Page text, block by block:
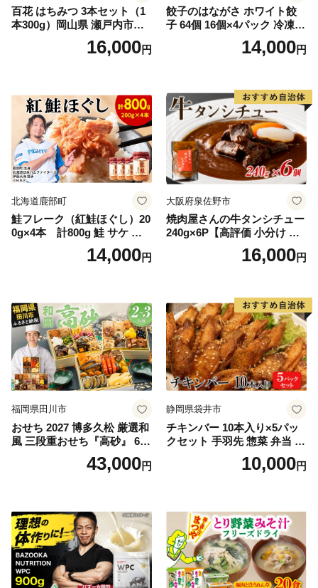
百花 はちみつ 3本セット（1
本300g）岡山県 瀬戸内市産
石黒農園 ヨーグルト パン 砂
糖の代わり 香り高い いい香
16,000円
餃子のはながさ ホワイト餃
子 64個 16個×4パック 冷凍
中華 点心 B級グルメ ご当地
野菜 おつまみ おかず 簡単調
ー ギフト お取り寄せ 日高市
14,000円
北海道鹿部町
鮭フレーク（紅鮭ほぐし）20
0g×4本 計800g 鮭 サケ 鮭
ほぐし サケフレーク シャケ
フレーク 鮭フレーク14,000円
大阪府泉佐野市
焼肉屋さんの牛タンシチュー
240g×6P【高評価 小分け 惣
菜 牛たん 一人暮らし 冷凍】
16,000円
福岡県田川市
おせち 2027 博多久松 厳選和
風 三段重おせち『高砂』 6.5
寸 3段重 2～3人前 おせち料
理 重箱 お正月 冷凍おせち 縁
ち 本格おせち おせち予約 年
末 年始 お取り寄せ 新春 贅沢
おせち こだわりおせち 惣菜
老舗おせち ふるさと納税お
せち 御節 お節料理 正月 調理
不要 おせち料理2027
43,000円
静岡県袋井市
チキンバー 10本入り×5パッ
クセット 手羽先 惣菜 弁当 お
かず お酒 おつまみ ギフト キ
ャンプ アウトドア キャンプ
10,000円